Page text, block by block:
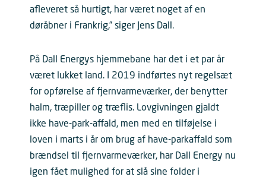
afleveret så hurtigt, har været noget af en
døråbner i Frankrig,” siger Jens Dall.
På Dall Energys hjemmebane har det i et par år
været lukket land. I 2019 indførtes nyt regelsæt
for opførelse af fjernvarmeværker, der benytter
halm, træpiller og træflis. Lovgivningen gjaldt
ikke have-park-affald, men med en tilføjelse i
loven i marts i år om brug af have-parkaffald som
brændsel til fjernvarmeværker, har Dall Energy nu
igen fået mulighed for at slå sine folder i